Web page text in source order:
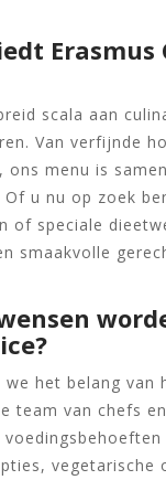
Erasmus
scala aan
Van verfijnde
menu is
u nu op zoek
speciale
smaakvolle
het belang van
team van chefs
vegetarische